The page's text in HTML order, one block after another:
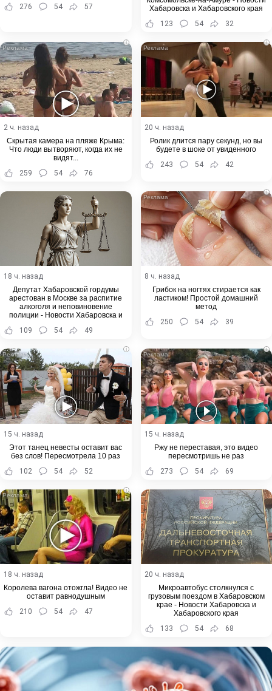
276
54 57
Хабаровска и Хабаровского края
123
54 32
i
2 ч. назад
Скрытая камера на пляже Крыма:
Что люди вытворяют, когда их не
видят...
259
54 76
i
20 ч. назад
Ролик длится пару секунд, но вы
будете в шоке от увиденного
243
54 42
18 ч. назад
Депутат Хабаровской гордумы
арестован в Москве за распитие
алкоголя и неповиновение
полиции - Новости Хабаровска и
109 54 49
i
8 ч. назад
Грибок на ногтях стирается как
ластиком! Простой домашний
метод
250
54 39
i
15 ч. назад
Этот танец невесты оставит вас
без слов! Пересмотрела 10 раз
102
54 52
i
15 ч. назад
Ржу не переставая, это видео
пересмотришь не раз
273
54 69
i
18 ч. назад
Королева вагона отожгла! Видео не
оставит равнодушным
210
54 47
20 ч. назад
Микроавтобус столкнулся с
грузовым поездом в Хабаровском
крае - Новости Хабаровска и
Хабаровского края
133
54 68